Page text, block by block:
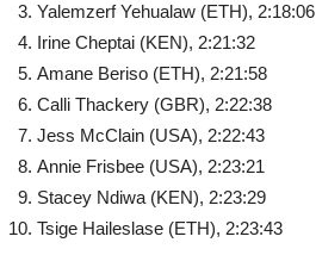
Yalemzerf Yehualaw (ETH), 2:18:06
Irine Cheptai (KEN), 2:21:32
Amane Beriso (ETH), 2:21:58
Calli Thackery (GBR), 2:22:38
Jess McClain (USA), 2:22:43
Annie Frisbee (USA), 2:23:21
Stacey Ndiwa (KEN), 2:23:29
Tsige Haileslase (ETH), 2:23:43